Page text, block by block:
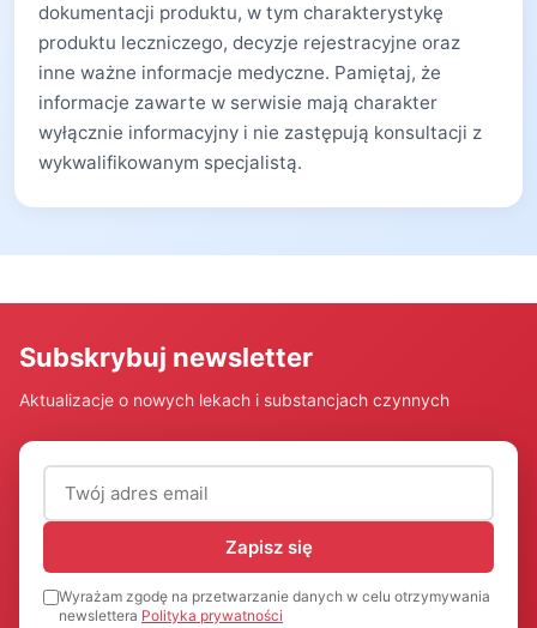
dokumentacji produktu, w tym charakterystykę
produktu leczniczego, decyzje rejestracyjne oraz
inne ważne informacje medyczne. Pamiętaj, że
informacje zawarte w serwisie mają charakter
wyłącznie informacyjny i nie zastępują konsultacji z
wykwalifikowanym specjalistą.
Subskrybuj newsletter
Aktualizacje o nowych lekach i substancjach czynnych
Adres email (wymagany)
Zapisz się
Wyrażam zgodę na przetwarzanie danych w celu otrzymywania
newslettera Polityka prywatności